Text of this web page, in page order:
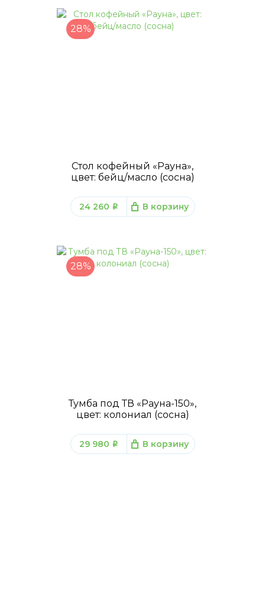
28%
Стол кофейный «Рауна»,
цвет: бейц/масло (сосна)
24 260 q В корзину
28%
Тумба под ТВ «Рауна-150»,
цвет: колониал (сосна)
29 980 q В корзину